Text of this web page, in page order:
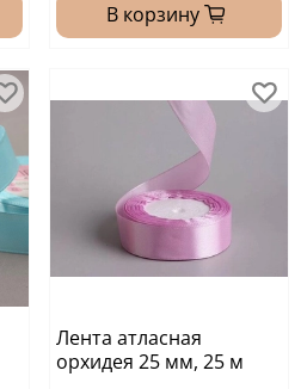
В корзину
Лента атласная
орхидея 25 мм, 25 м